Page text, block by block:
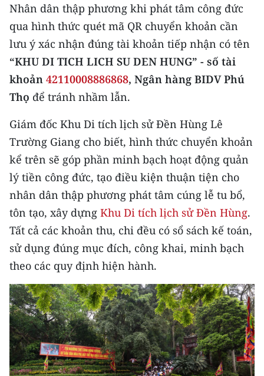
KHOA HỌC - CÔNG NGHỆ
MÔI TRƯỜNG
BẠN ĐỌC
KIỂM CHỨNG THÔNG TIN
TRI THỨC CHUYÊN SÂU
54 DÂN TỘC VIỆT NAM
CHƯƠNG TRÌNH OCOP - MỖI XÃ
MỘT SẢN PHẨM
RADIO
MEDIA CENTER
E-Magazine
Video
Media Chính trị
Media Kinh tế
Nhân dân thập phương khi phát tâm công đức
qua hình thức quét mã QR chuyển khoản cần
lưu ý xác nhận đúng tài khoản tiếp nhận có tên
“KHU DI TICH LICH SU DEN HUNG” - số tài
khoản 42110008886868, Ngân hàng BIDV Phú
Thọ để tránh nhầm lẫn.
Giám đốc Khu Di tích lịch sử Đền Hùng Lê
Trường Giang cho biết, hình thức chuyển khoản
kể trên sẽ góp phần minh bạch hoạt động quản
lý tiền công đức, tạo điều kiện thuận tiện cho
nhân dân thập phương phát tâm cúng lễ tu bổ,
tôn tạo, xây dựng Khu Di tích lịch sử Đền Hùng.
Tất cả các khoản thu, chi đều có sổ sách kế toán,
sử dụng đúng mục đích, công khai, minh bạch
theo các quy định hiện hành.